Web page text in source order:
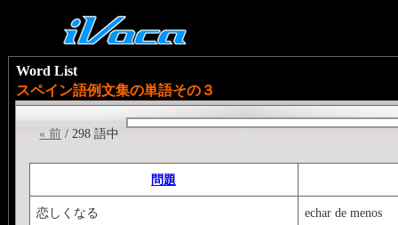
Word List
スペイン語例文集の単語その３
« 前 / 298 語中
問題
恋しくなる echar de menos